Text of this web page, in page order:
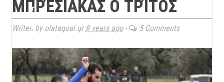
n
u
ΜΠΡΈΣΙΑΚΑΣ Ο ΤΡΊΤΟΣ
Writen by olatagoal.gr8 years ago- 5 Comments